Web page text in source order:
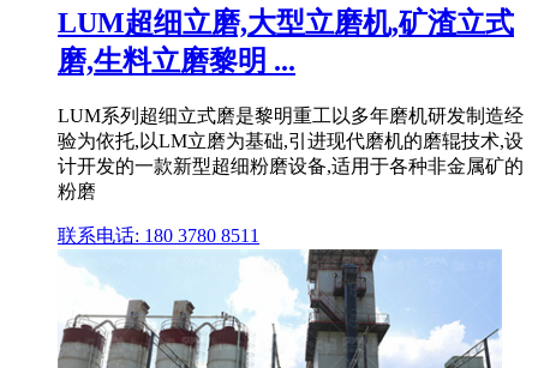
LUM超细立磨,大型立磨机,矿渣立式
磨,生料立磨黎明 ...
LUM系列超细立式磨是黎明重工以多年磨机研发制造经
验为依托,以LM立磨为基础,引进现代磨机的磨辊技术,设
计开发的一款新型超细粉磨设备,适用于各种非金属矿的
粉磨
联系电话: 180 3780 8511